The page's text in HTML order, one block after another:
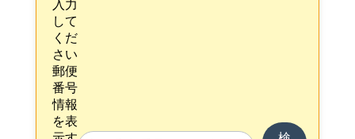
入力
して
くだ
さい
郵便
番号
情報
を表